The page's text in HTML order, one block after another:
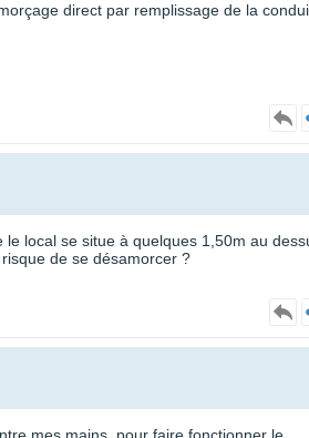
direct par remplissage de la
local se situe à quelques 1,50m au
de se désamorcer ?